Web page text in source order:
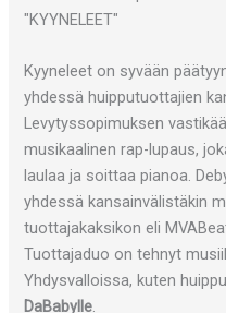
Kyyneleet on syvään
yhdessä huipputuottajien
Levytyssopimuksen
musikaalinen rap-lupaus,
laulaa ja soittaa pianoa.
yhdessä kansainvälistäkin
tuottajakaksikon eli
Tuottajaduo on tehnyt
Yhdysvalloissa, kuten
DaBabylle.